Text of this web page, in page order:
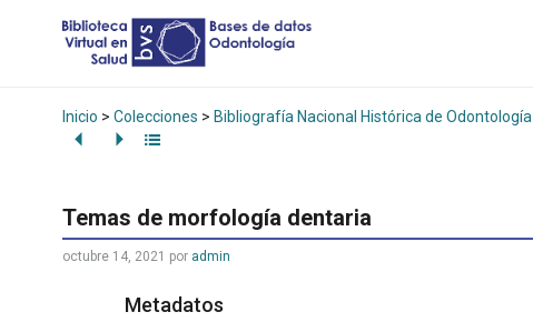
Inicio > Colecciones > Bibliografía Nacional Histórica de Odontología
Temas de morfología dentaria
octubre 14, 2021 por admin
Metadatos